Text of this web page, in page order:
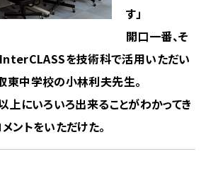
す」
開口一番、そ
InterCLASSを技術科で活用いただい
東中学校の小林利夫先生。
上にいろいろ出来ることがわかってき
ントをいただけた。